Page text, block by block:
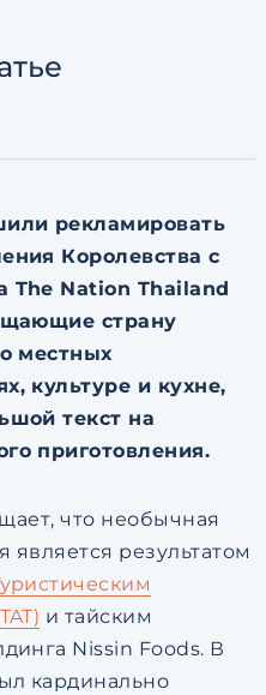
рекламировать
Королевства с
The Nation Thailand
страну
местных
культуре и кухне,
текст на
приготовления.
что необычная
является результатом
и тайским
Nissin Foods. В
кардинально